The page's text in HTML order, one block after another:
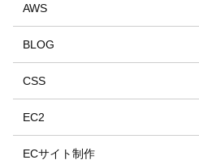
AWS
BLOG
CSS
EC2
ECサイト制作